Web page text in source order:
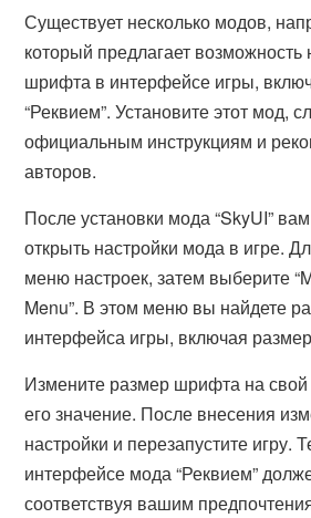
Существует несколько модов,
который предлагает возможность
шрифта в интерфейсе игры,
“Реквием”. Установите этот мод,
официальным инструкциям и
авторов.
После установки мода “SkyUI”
открыть настройки мода в игре.
меню настроек, затем выберите
Menu”. В этом меню вы найдете
интерфейса игры, включая
Измените размер шрифта на свой
его значение. После внесения
настройки и перезапустите игру.
интерфейсе мода “Реквием”
соответствуя вашим